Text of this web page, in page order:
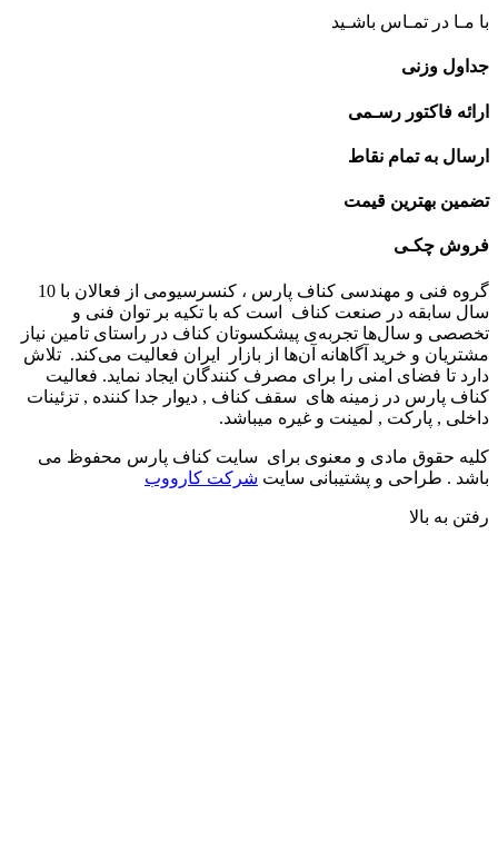
مـا در تمـاس باشـید
وزنی
فاکتور رسـمی
به تمام نقاط
بهترین قیمت
چکـی
گروه فنی و مهندسی کناف پارس ، کنسرسیومی از فعالان با 10
سابقه در صنعت کناف است که با تکیه بر توان فنی و
و سال‌ها تجربه‌ی پیشکسوتان کناف در راستای تامین نیاز
و خرید آگاهانه آن‌ها از بازار ایران فعالیت می‌کند. تلاش
تا فضای امنی را برای مصرف کنندگان ایجاد نماید. فعالیت
پارس در زمینه های سقف کناف , دیوار جدا کننده , تزئینات
, پارکت , لمینت و غیره میباشد.
حقوق مادی و معنوی برای سایت کناف پارس محفوظ می
. طراحی و پشتیبانی سایتشرکت کارووب
به بالا